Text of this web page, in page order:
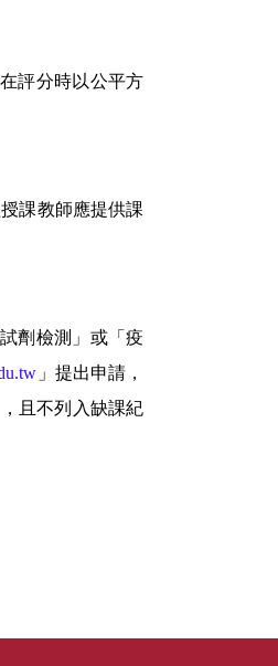
評分時以公平方
課教師應提供課
劑檢測」或「疫
」提出申請，
，且不列入缺課紀